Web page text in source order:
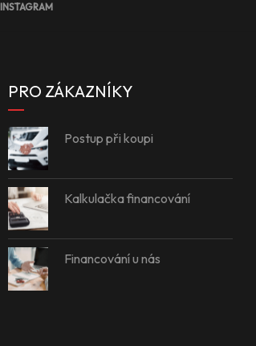
INSTAGRAM
PRO ZÁKAZNÍKY
Postup při koupi
Kalkulačka financování
Financování u nás